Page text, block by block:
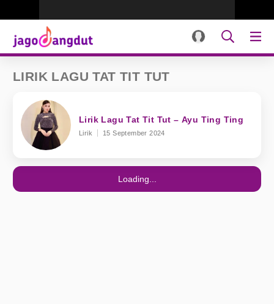
LIRIK LAGU TAT TIT TUT
Lirik Lagu Tat Tit Tut – Ayu Ting Ting
Lirik 15 September 2024
Loading...